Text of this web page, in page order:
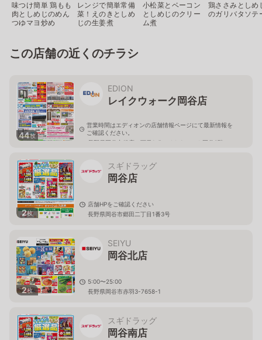
味つけ簡単 鶏もも
肉としめじのめん
つゆマヨ炒め
レンジで簡単常備
菜！えのきとしめ
じの生姜煮
小松菜とベーコン
としめじのクリー
ム煮
鶏ささみとしめ
のガリバタソテ
この店舗の近くのチラシ
44枚
EDION
レイクウォーク岡谷店
営業時間はエディオンの店舗情報ページにて最新情報を
ご確認ください。
長野県岡谷市銀座一丁目1-5レイクウォーク岡谷3階
2枚
スギドラッグ
岡谷店
店舗HPをご確認ください
長野県岡谷市郷田二丁目1番3号
2枚
SEIYU
岡谷北店
5:00〜25:00
長野県岡谷市赤羽3-7658-1
スギドラッグ
岡谷南店